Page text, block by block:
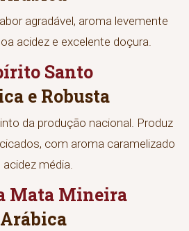
agradável, aroma levemente
acidez e excelente doçura.
Santo
e Robusta
da produção nacional. Produz
com aroma caramelizado
acidez média.
Mata Mineira
Arábica